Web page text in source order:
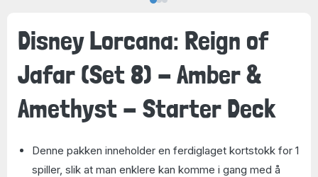
Disney Lorcana: Reign of
Jafar (Set 8) - Amber &
Amethyst - Starter Deck
Denne pakken inneholder en ferdiglaget kortstokk for 1
spiller, slik at man enklere kan komme i gang med å